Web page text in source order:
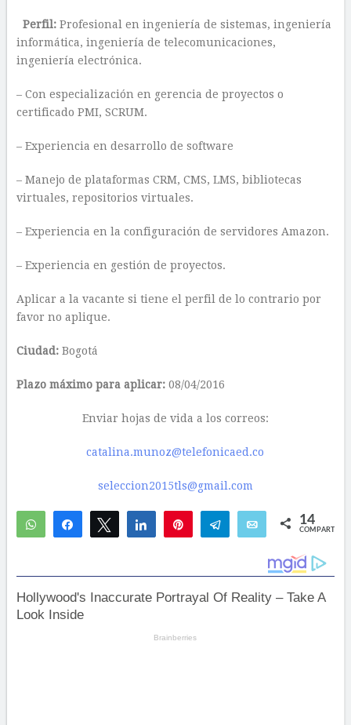
Perfil: Profesional en ingeniería de sistemas, ingeniería
informática, ingeniería de telecomunicaciones,
ingeniería electrónica.
– Con especialización en gerencia de proyectos o
certificado PMI, SCRUM.
– Experiencia en desarrollo de software
– Manejo de plataformas CRM, CMS, LMS, bibliotecas
virtuales, repositorios virtuales.
– Experiencia en la configuración de servidores Amazon.
– Experiencia en gestión de proyectos.
Aplicar a la vacante si tiene el perfil de lo contrario por
favor no aplique.
Ciudad:Bogotá
Plazo máximo para aplicar:08/04/2016
Enviar hojas de vida a los correos:
catalina.munoz@telefonicaed.co
seleccion2015tls@gmail.com
WhatsAppCompartirTwittear Compartir Telegram Email 14
COMPARTIR